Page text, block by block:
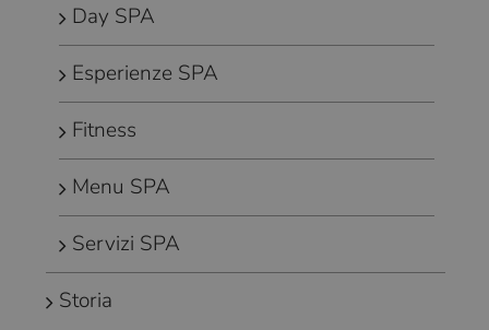
Day SPA
Esperienze SPA
Fitness
Menu SPA
Servizi SPA
Storia